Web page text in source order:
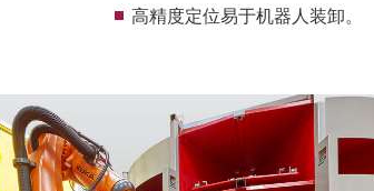
高精度定位易于机器人装卸。